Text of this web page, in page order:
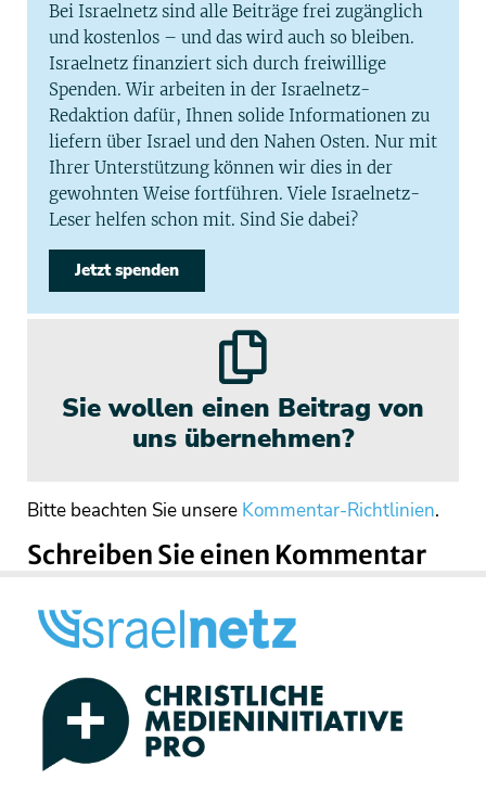
Bei Israelnetz sind alle Beiträge frei zugänglich
und kostenlos – und das wird auch so bleiben.
Israelnetz finanziert sich durch freiwillige
Spenden. Wir arbeiten in der Israelnetz-
Redaktion dafür, Ihnen solide Informationen zu
liefern über Israel und den Nahen Osten. Nur mit
Ihrer Unterstützung können wir dies in der
gewohnten Weise fortführen. Viele Israelnetz-
Leser helfen schon mit. Sind Sie dabei?
Jetzt spenden
Sie wollen einen Beitrag von
uns übernehmen?
Bitte beachten Sie unsere Kommentar-Richtlinien.
Schreiben Sie einen Kommentar